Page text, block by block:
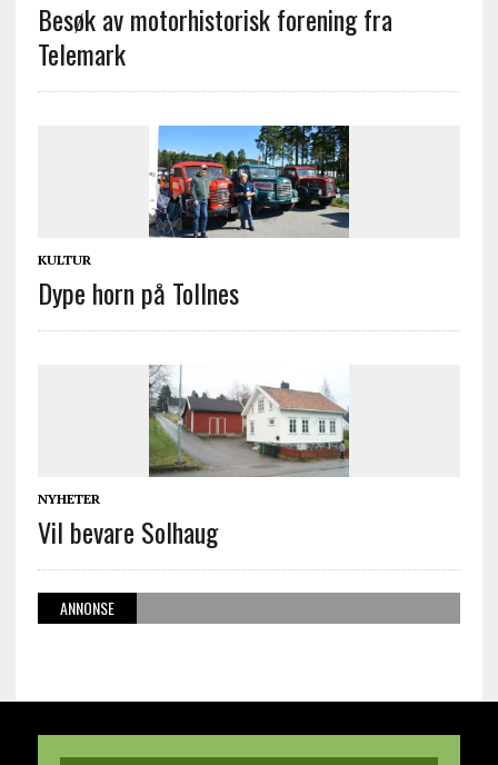
Besøk av motorhistorisk forening fra
Telemark
KULTUR
Dype horn på Tollnes
NYHETER
Vil bevare Solhaug
ANNONSE